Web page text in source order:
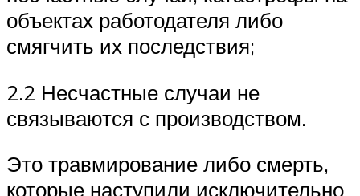
объектах работодателя либо
смягчить их последствия;
2.2 Несчастные случаи не
связываются с производством.
Это травмирование либо смерть,
которые наступили исключительно